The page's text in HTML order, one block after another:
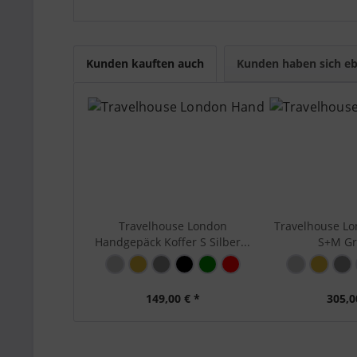
Travelhouse Tipp:Wählen Sie die Größe nach
Größenindex:
L
3 -
-
Kunden kauften auch Kunden haben sich
Travelhouse London
Handgepäck Koffer S Silber...
149,00 € *
Travelhouse
S+M